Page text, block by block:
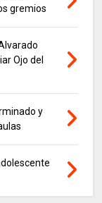
gremios
Ojo del
y